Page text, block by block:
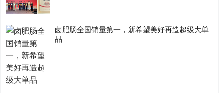
卤肥肠全国销量第一，新希望美好再造超级大单
品